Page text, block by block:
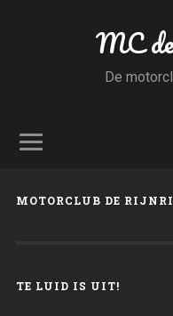
MC
De
MOTORCLUB DE
TE LUID IS UIT!